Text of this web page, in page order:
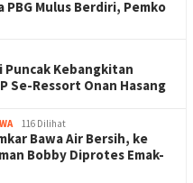
PBG Mulus Berdiri, Pemko
Puncak Kebangkitan
Se-Ressort Onan Hasang
116 Dilihat
Bawa Air Bersih, ke
Bobby Diprotes Emak-